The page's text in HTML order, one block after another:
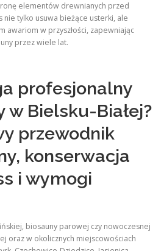
elementów drewnianych przed
tylko usuwa bieżące usterki, ale
awariom w przyszłości, zapewniając
przez wiele lat.
profesjonalny
w Bielsku-Białej?
przewodnik
konserwacja
i wymogi
biosauny parowej czy nowoczesnej
oraz w okolicznych miejscowościach